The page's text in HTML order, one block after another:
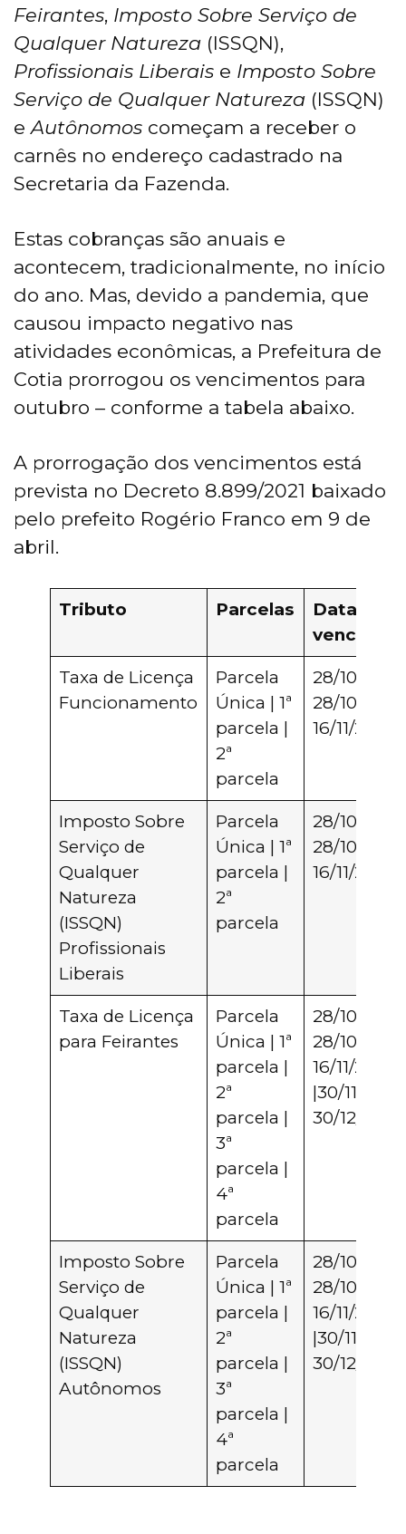
Feirantes, Imposto Sobre Serviço de
Qualquer Natureza (ISSQN),
Profissionais Liberais e Imposto Sobre
Serviço de Qualquer Natureza (ISSQN)
eAutônomos começam a receber o
carnês no endereço cadastrado na
Secretaria da Fazenda.
Estas cobranças são anuais e
acontecem, tradicionalmente, no início
do ano. Mas, devido a pandemia, que
causou impacto negativo nas
atividades econômicas, a Prefeitura de
Cotia prorrogou os vencimentos para
outubro – conforme a tabela abaixo.
A prorrogação dos vencimentos está
prevista no Decreto 8.899/2021 baixado
pelo prefeito Rogério Franco em 9 de
abril.
Tributo Parcelas
Data de
Taxa de Licença
Funcionamento
Parcela
Única | 1ª
parcela |
2ª
parcela
28/10/2021
28/10/2021
16/11/2021
Imposto Sobre
Serviço de
Qualquer
Natureza
(ISSQN)
Profissionais
Liberais
Parcela
Única | 1ª
parcela |
2ª
parcela
28/10/2021
28/10/2021
16/11/2021
Taxa de Licença
para Feirantes
Parcela
Única | 1ª
parcela |
2ª
parcela |
3ª
parcela |
4ª
parcela
28/10/2021
28/10/2021
16/11/2021
|30/11/2021
30/12/2021
Imposto Sobre
Serviço de
Qualquer
Natureza
(ISSQN)
Autônomos
Parcela
Única | 1ª
parcela |
2ª
parcela |
3ª
parcela |
4ª
parcela
28/10/2021
28/10/2021
16/11/2021
|30/11/2021
30/12/2021